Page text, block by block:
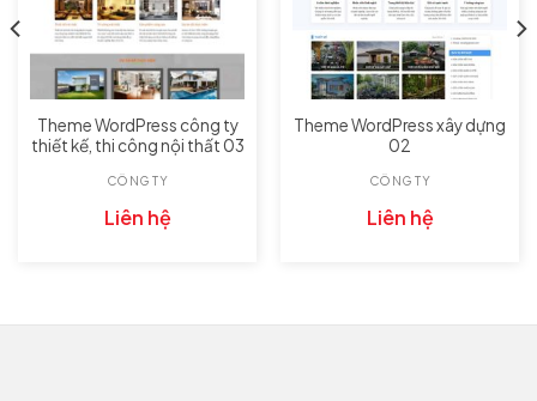
CÔNG TY
Theme WordPress công ty
thiết kế, thi công nội thất 03
Liên hệ
CÔNG TY
Theme WordPress xây dựng
02
Liên hệ